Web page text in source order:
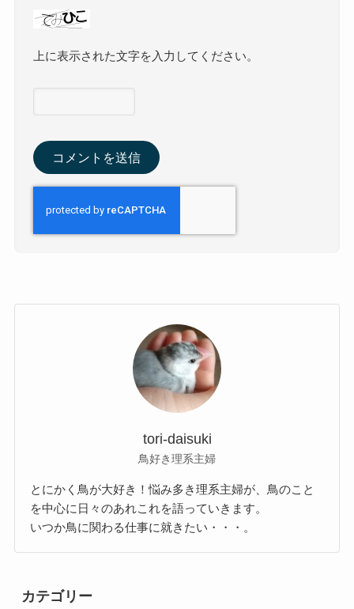
上に表示された文字を入力してください。
tori-daisuki
鳥好き理系主婦
とにかく鳥が大好き！悩み多き理系主婦が、鳥のこと
を中心に日々のあれこれを語っていきます。
いつか鳥に関わる仕事に就きたい・・・。
カテゴリー